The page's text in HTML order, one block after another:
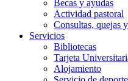
Becas y ayudas
Actividad pastoral
Consultas, quejas
Servicios
Bibliotecas
Tarjeta
Alojamiento